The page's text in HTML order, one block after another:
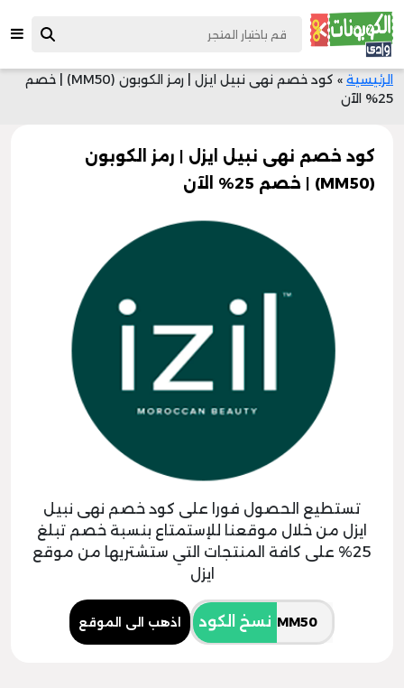
الرئيسية »
كود خصم نهى نبيل ايزل | رمز الكوبون (MM50) | خصم
25% الآن
كود خصم نهى نبيل ايزل | رمز الكوبون
(MM50) | خصم 25% الآن
تستطيع الحصول فورا على كود خصم نهى نبيل
ايزل من خلال موقعنا للإستمتاع بنسبة خصم تبلغ
25% على كافة المنتجات التي ستشتريها من موقع
ايزل
نسخ الكود اذهب الى الموقع